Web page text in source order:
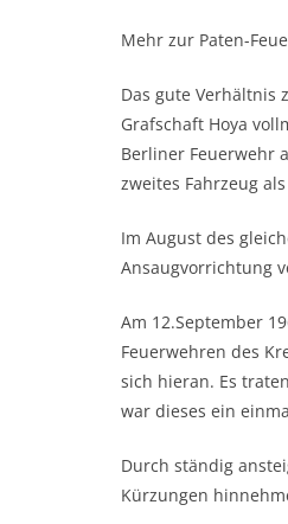
Mehr zur Paten-
Das gute Verhältnis
Grafschaft Hoya
Berliner Feuerwehr
zweites Fahrzeug
Im August des
Ansaugvorrichtung
Am 12.September
Feuerwehren des
sich hieran. Es
war dieses ein
Durch ständig
Kürzungen